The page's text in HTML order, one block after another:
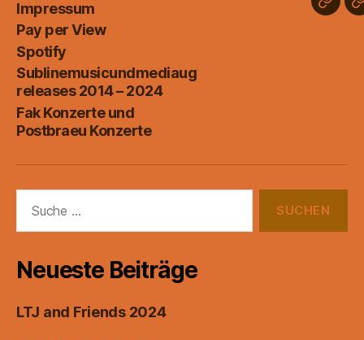
Impressum
Pay per View
Spotify
Sublinemusicundmediaug
releases 2014 – 2024
Fak Konzerte und
Postbraeu Konzerte
View
nach:
Neueste Beiträge
LTJ and Friends 2024